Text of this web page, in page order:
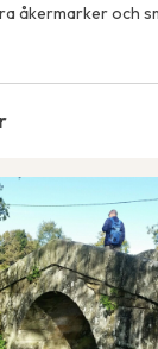
åkermarker och